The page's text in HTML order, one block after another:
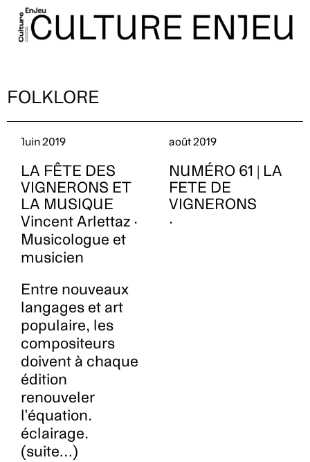
FOLKLORE
Juin 2019
LA FÊTE DES
VIGNERONS ET
LA MUSIQUE
Vincent Arlettaz ·
Musicologue et
musicien
Entre nouveaux
langages et art
populaire, les
compositeurs
doivent à chaque
édition
renouveler
l’équation.
éclairage.
(suite…)
août 2019
NUMÉRO 61 | LA
FETE DE
VIGNERONS
·